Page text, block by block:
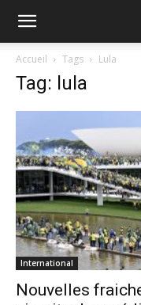
Accueil Tags Lula
Tag: lula
International
Nouvelles